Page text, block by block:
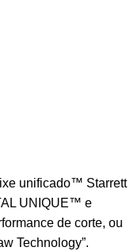
unificado™ Starrett
UNIQUE™ e
de corte, ou
Technology”.